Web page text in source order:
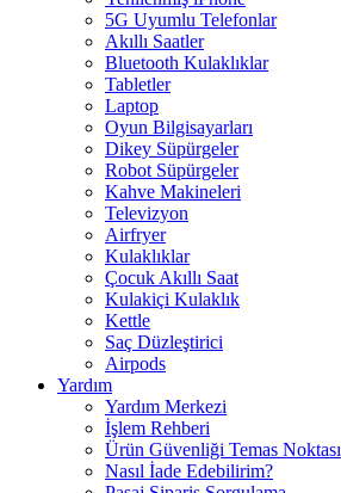
5G Uyumlu Telefonlar
Akıllı Saatler
Bluetooth Kulaklıklar
Tabletler
Laptop
Oyun Bilgisayarları
Dikey Süpürgeler
Robot Süpürgeler
Kahve Makineleri
Televizyon
Airfryer
Kulaklıklar
Çocuk Akıllı Saat
Kulakiçi Kulaklık
Kettle
Saç Düzleştirici
Airpods
Yardım
Yardım Merkezi
İşlem Rehberi
Ürün Güvenliği Temas Noktası
Nasıl İade Edebilirim?